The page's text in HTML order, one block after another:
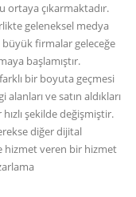
ortaya çıkarmaktadır.
geleneksel medya
firmalar geleceğe
başlamıştır.
bir boyuta geçmesi
ve satın aldıkları
şekilde değişmiştir.
diğer dijital
hizmet veren bir hizmet